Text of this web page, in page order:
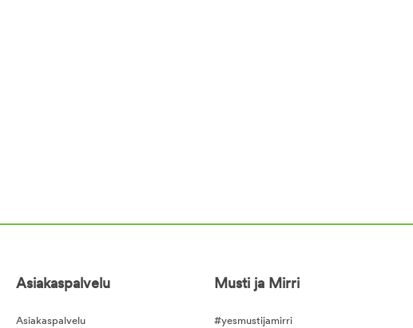
Asiakaspalvelu
Asiakaspalvelu
Musti ja Mirri
#yesmustijamirri